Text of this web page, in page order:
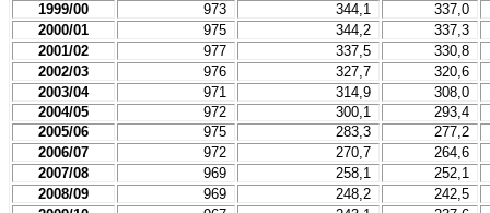
1999/00
973 344,1
337,0
2000/01
975 344,2
337,3
2001/02
977 337,5
330,8
2002/03
976 327,7
320,6
2003/04
971 314,9
308,0
2004/05
972 300,1
293,4
2005/06
975 283,3
277,2
2006/07
972 270,7
264,6
2007/08
969 258,1
252,1
2008/09
969 248,2
242,5